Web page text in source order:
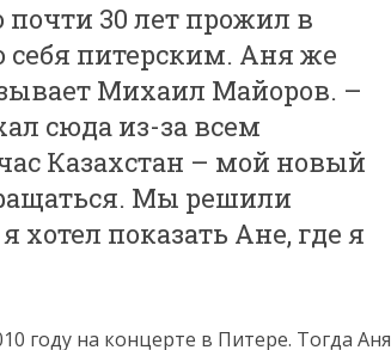
почти 30 лет прожил в
себя питерским. Аня же
Михаил Майоров. –
сюда из-за всем
Казахстан – мой новый
Мы решили
хотел показать Ане, где я
году на концерте в Питере. Тогда Аня